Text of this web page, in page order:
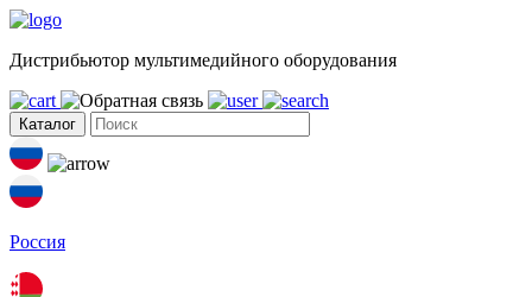
Дистрибьютор мультимедийного оборудования
Каталог
Россия